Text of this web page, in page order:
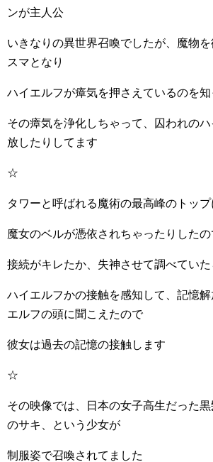
ンが主人公
いきなりの異世界召喚でしたが、魔物
スマとなり
ハイエルフが瘴気を押さえているのを知
その瘴気を浄化しちゃって、囚われの
放したりしてます
☆
タワーと呼ばれる魔術の最高峰のトップ
魔女のベルが憑依されちゃったりしたの
接続がキレたか、失神させて調べていた
ハイエルフかの接触を感知して、記憶
エルフの頭に聞こえたので
彼女は過去の記憶の接触します
☆
その映像では、日本の女子高生だった
のサキ、という少女が
制服姿で召喚されてました